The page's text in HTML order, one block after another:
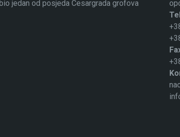
jedan od posjeda Cesargrada grofova